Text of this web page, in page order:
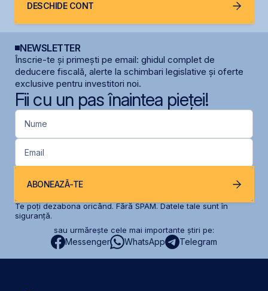
DESCHIDE CONT
NEWSLETTER
Înscrie-te și primești pe email: ghidul complet de
deducere fiscală, alerte la schimbari legislative și oferte
exclusive pentru investitori noi.
Fii cu un pas înaintea pieței!
Nume
Email
ABONEAZĂ-TE
Te poți dezabona oricând. Fără SPAM. Datele tale sunt în
siguranță.
sau urmărește cele mai importante știri pe:
Messenger WhatsApp Telegram